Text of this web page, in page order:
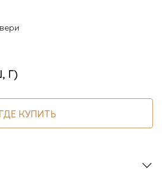
Г)
ГДЕ КУПИТЬ